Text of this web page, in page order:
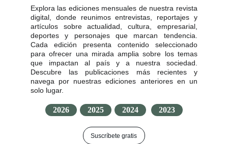
Explora las ediciones mensuales de nuestra revista
digital, donde reunimos entrevistas, reportajes y
artículos sobre actualidad, cultura, empresarial,
deportes y personajes que marcan tendencia.
Cada edición presenta contenido seleccionado
para ofrecer una mirada amplia sobre los temas
que impactan al país y a nuestra sociedad.
Descubre las publicaciones más recientes y
navega por nuestras ediciones anteriores en un
solo lugar.
2026 2025 2024 2023
Suscríbete gratis